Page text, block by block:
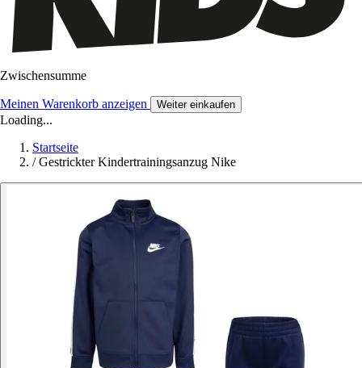
Zwischensumme
Meinen Warenkorb anzeigen Weiter einkaufen
Loading...
Startseite
/ Gestrickter Kindertrainingsanzug Nike